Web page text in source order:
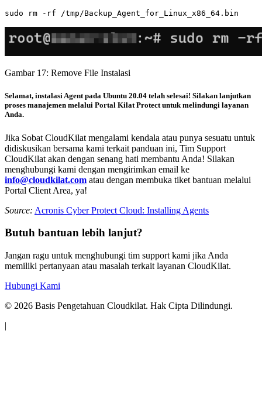
Gambar 17: Remove File Instalasi
Selamat, instalasi Agent pada Ubuntu 20.04 telah selesai! Silakan lanjutkan
proses manajemen melalui Portal Kilat Protect untuk melindungi layanan
Anda.
Jika Sobat CloudKilat mengalami kendala atau punya sesuatu untuk
didiskusikan bersama kami terkait panduan ini, Tim Support
CloudKilat akan dengan senang hati membantu Anda! Silakan
menghubungi kami dengan mengirimkan email ke
info@cloudkilat.com atau dengan membuka tiket bantuan melalui
Portal Client Area, ya!
Source: Acronis Cyber Protect Cloud: Installing Agents
Butuh bantuan lebih lanjut?
Jangan ragu untuk menghubungi tim support kami jika Anda
memiliki pertanyaan atau masalah terkait layanan CloudKilat.
Hubungi Kami
© 2026 Basis Pengetahuan Cloudkilat. Hak Cipta Dilindungi.
|